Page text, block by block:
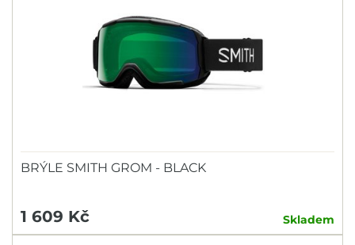
BRÝLE SMITH GROM - BLACK
1 609 Kč Skladem